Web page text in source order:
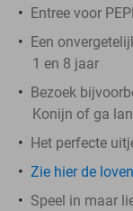
Entree voor
Een
1 en 8 jaar
Bezoek
Konijn of ga
Het perfecte
Zie hier de
Speel in maar